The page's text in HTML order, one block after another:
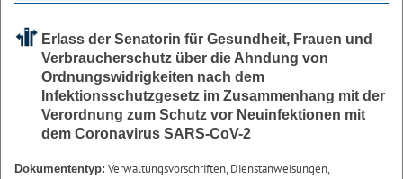
Erlass der Senatorin für Gesundheit, Frauen und
Verbraucherschutz über die Ahndung von
Ordnungswidrigkeiten nach dem
Infektionsschutzgesetz im Zusammenhang mit der
Verordnung zum Schutz vor Neuinfektionen mit
dem Coronavirus SARS-CoV-2
Dokumententyp: Verwaltungsvorschriften, Dienstanweisungen,